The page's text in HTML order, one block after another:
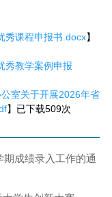
秀课程申报书.docx】
秀教学案例申报
室关于开展2026年省
】已下载509次
期成绩录入工作的通